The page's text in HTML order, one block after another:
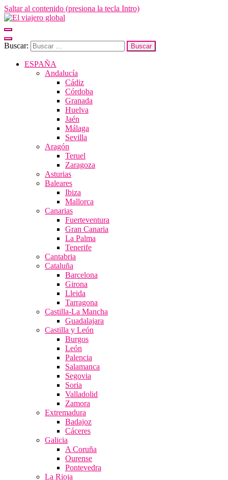
Saltar al contenido (presiona la tecla Intro)
forma sensorial, desde su música hasta su arquitectura o sus sabores
Buscar:
ESPAÑA
Andalucía
Cádiz
Córdoba
Granada
Huelva
Jaén
Málaga
Sevilla
Aragón
Teruel
Zaragoza
Asturias
Baleares
Ibiza
Mallorca
Canarias
Fuerteventura
Gran Canaria
La Palma
Tenerife
Cantabria
Cataluña
Barcelona
Girona
Lleida
Tarragona
Castilla-La Mancha
Guadalajara
Castilla y León
Burgos
León
Palencia
Salamanca
Segovia
Soria
Valladolid
Zamora
Extremadura
Badajoz
Cáceres
Galicia
A Coruña
Ourense
Pontevedra
La Rioja